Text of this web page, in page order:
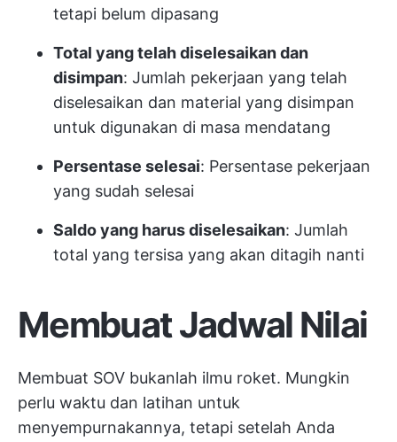
tetapi belum dipasang
Total yang telah diselesaikan dan
disimpan: Jumlah pekerjaan yang telah
diselesaikan dan material yang disimpan
untuk digunakan di masa mendatang
Persentase selesai: Persentase pekerjaan
yang sudah selesai
Saldo yang harus diselesaikan: Jumlah
total yang tersisa yang akan ditagih nanti
Membuat Jadwal Nilai
Membuat SOV bukanlah ilmu roket. Mungkin
perlu waktu dan latihan untuk
menyempurnakannya, tetapi setelah Anda